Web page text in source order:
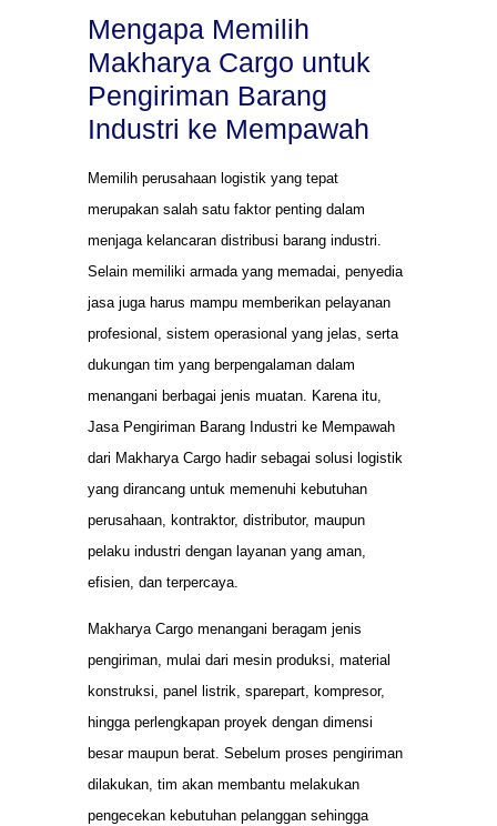
Mengapa Memilih
Makharya Cargo untuk
Pengiriman Barang
Industri ke Mempawah
Memilih perusahaan logistik yang tepat
merupakan salah satu faktor penting dalam
menjaga kelancaran distribusi barang industri.
Selain memiliki armada yang memadai, penyedia
jasa juga harus mampu memberikan pelayanan
profesional, sistem operasional yang jelas, serta
dukungan tim yang berpengalaman dalam
menangani berbagai jenis muatan. Karena itu,
Jasa Pengiriman Barang Industri ke Mempawah
dari Makharya Cargo hadir sebagai solusi logistik
yang dirancang untuk memenuhi kebutuhan
perusahaan, kontraktor, distributor, maupun
pelaku industri dengan layanan yang aman,
efisien, dan terpercaya.
Makharya Cargo menangani beragam jenis
pengiriman, mulai dari mesin produksi, material
konstruksi, panel listrik, sparepart, kompresor,
hingga perlengkapan proyek dengan dimensi
besar maupun berat. Sebelum proses pengiriman
dilakukan, tim akan membantu melakukan
pengecekan kebutuhan pelanggan sehingga